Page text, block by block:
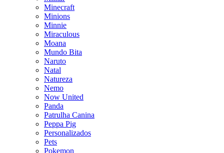
Minecraft
Minions
Minnie
Miraculous
Moana
Mundo Bita
Naruto
Natal
Natureza
Nemo
Now United
Panda
Patrulha Canina
Peppa Pig
Personalizados
Pets
Pokemon